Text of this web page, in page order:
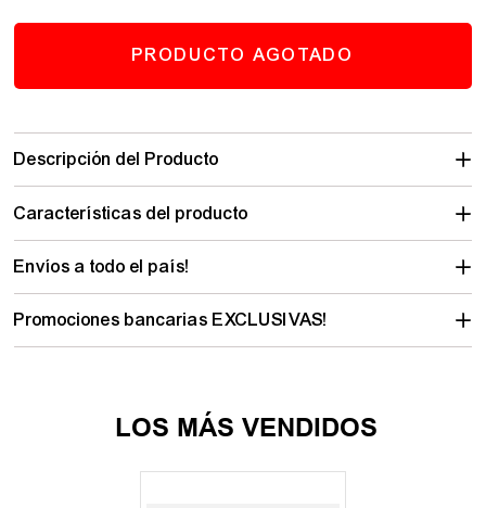
PRODUCTO AGOTADO
Descripción del Producto
Características del producto
Envíos a todo el país!
Promociones bancarias EXCLUSIVAS!
LOS MÁS VENDIDOS